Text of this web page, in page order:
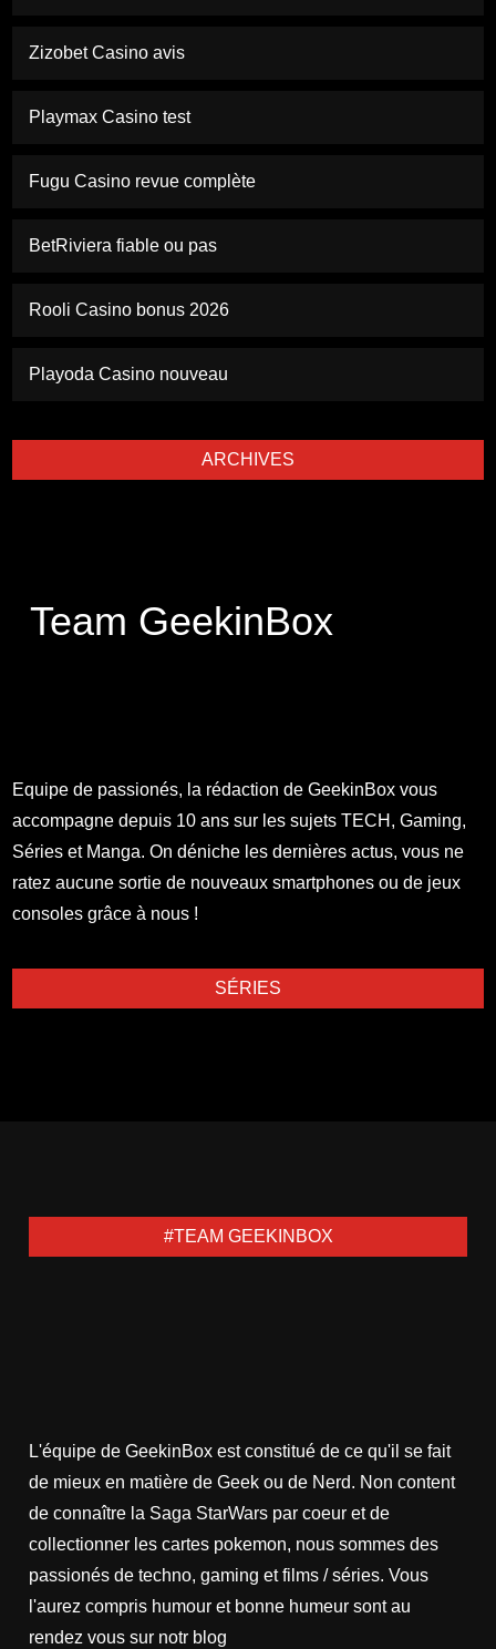
Zizobet Casino avis
Playmax Casino test
Fugu Casino revue complète
BetRiviera fiable ou pas
Rooli Casino bonus 2026
Playoda Casino nouveau
ARCHIVES
Team GeekinBox
Equipe de passionés, la rédaction de GeekinBox vous
accompagne depuis 10 ans sur les sujets TECH, Gaming,
Séries et Manga. On déniche les dernières actus, vous ne
ratez aucune sortie de nouveaux smartphones ou de jeux
consoles grâce à nous !
SÉRIES
#TEAM GEEKINBOX
L'équipe de GeekinBox est constitué de ce qu'il se fait
de mieux en matière de Geek ou de Nerd. Non content
de connaître la Saga StarWars par coeur et de
collectionner les cartes pokemon, nous sommes des
passionés de techno, gaming et films / séries. Vous
l'aurez compris humour et bonne humeur sont au
rendez vous sur notr blog